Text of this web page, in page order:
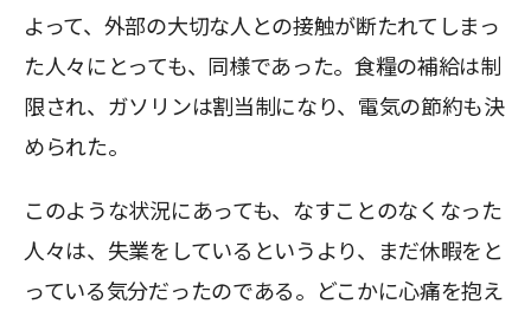
よって、外部の大切な人との接触が断たれてしまっ
た人々にとっても、同様であった。食糧の補給は制
限され、ガソリンは割当制になり、電気の節約も決
められた。
このような状況にあっても、なすことのなくなった
人々は、失業をしているというより、まだ休暇をと
っている気分だったのである。どこかに心痛を抱え